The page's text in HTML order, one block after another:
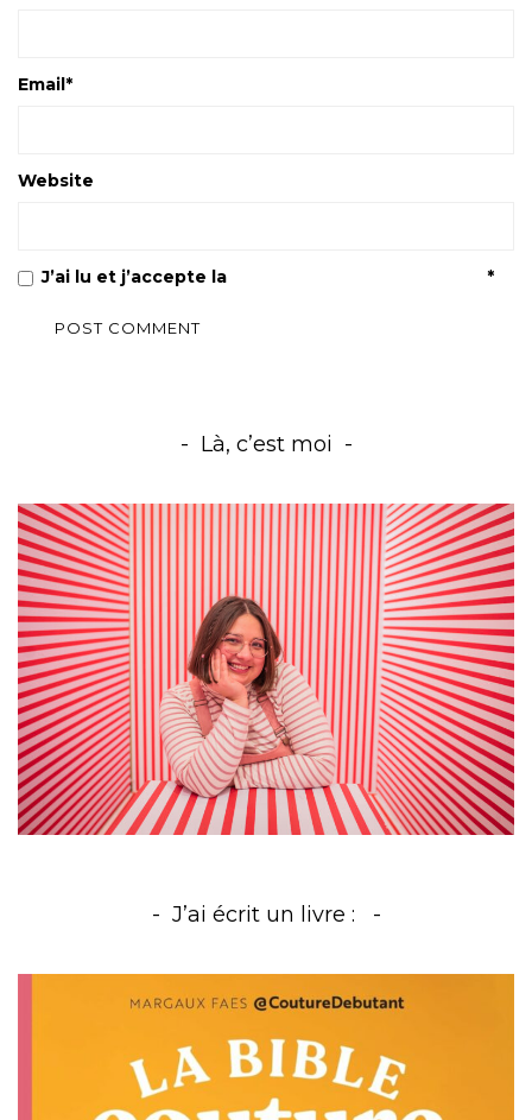
Email*
Website
J’ai lu et j’accepte la *
Là, c’est moi
J’ai écrit un livre :